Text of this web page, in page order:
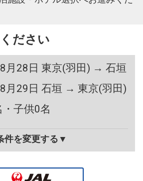
ださい
月28日 東京(羽田) → 石垣
月29日 石垣 → 東京(羽田)
子供0名
件を変更する▼